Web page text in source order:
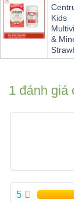
Kids
&
1 đánh giá
5